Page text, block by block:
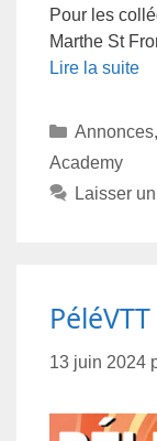
Pour les
Marthe St
Lire la suite
Annonces,
Academy
Laisser
13 juin 2024